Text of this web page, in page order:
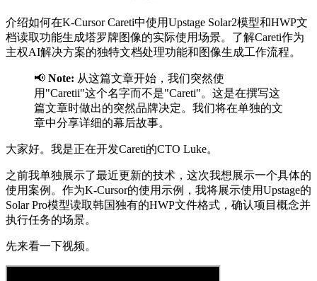
介绍如何在K-Cursor Careti中使用Upstage Solar2模型和HWP文
档读取功能生成塔罗牌图像的实际使用场景。了解Careti作为
主权AI解决方案的独特文档处理功能和图像生成工作流程。
📢 Note: 从这篇文章开始，我们突然使
用"Caretii"这个名字而不是"Careti"。这是在撰写这
篇文章时做出的突然品牌决定。我们将在单独的文
章中分享详细的幕后故事。
大家好。我是正在开发Careti的CTO Luke。
之前我单独展示了最近更新的技术，这次我想展示一个具体的
使用案例。作为K-Cursor的使用示例，我将展示使用Upstage的
Solar Pro模型读取韩国独有的HWP文件格式，确认项目概念并
执行任务的场景。
先来看一下视频。